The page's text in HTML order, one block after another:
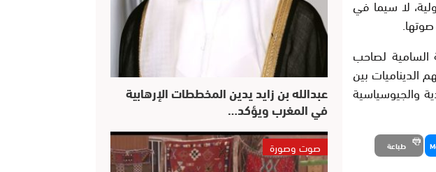
لا سيما في
تحت الرعاية السامية لصاحب
الديناميات بين
والجيوسياسية
طباعة
عبدالله بن زايد يدين المخططات الإرهابية
في المغرب ويؤكد…
صوت وصورة